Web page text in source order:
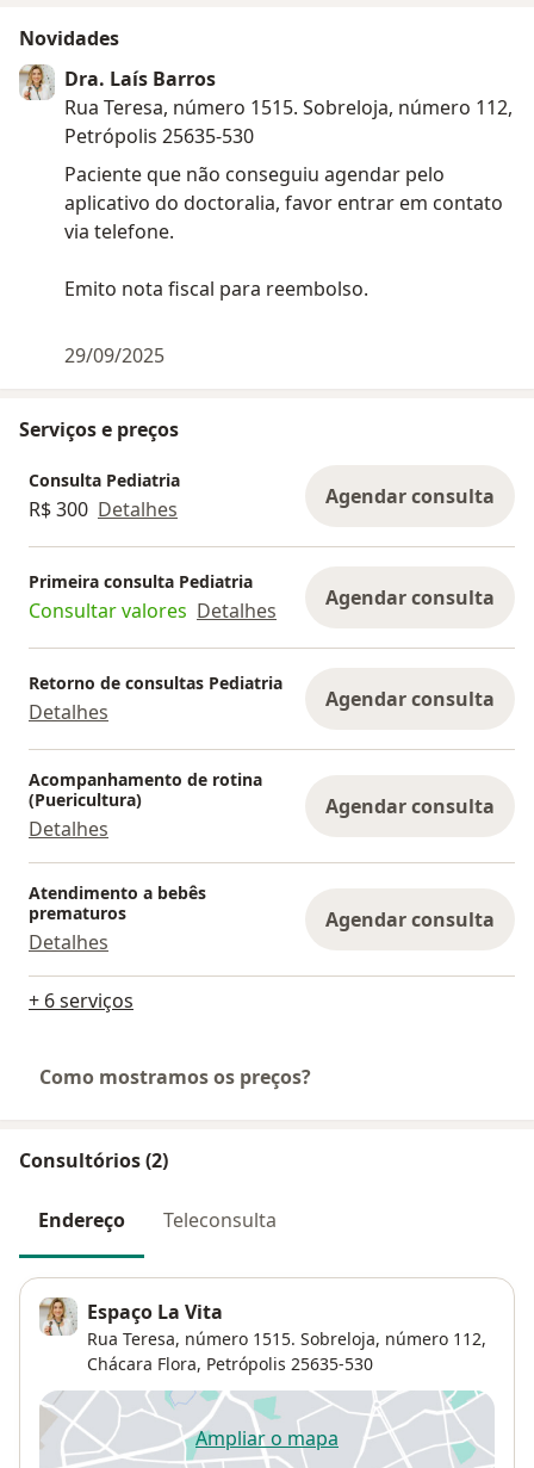
Novidades
Dra. Laís Barros
Rua Teresa, número 1515. Sobreloja, número 112,
Petrópolis 25635-530
Paciente que não conseguiu agendar pelo
aplicativo do doctoralia, favor entrar em contato
via telefone.
Emito nota fiscal para reembolso.
29/09/2025
Serviços e preços
Consulta Pediatria
R$ 300 Detalhes Agendar consulta
Primeira consulta Pediatria
Consultar valores Detalhes Agendar consulta
Retorno de consultas Pediatria
Detalhes Agendar consulta
Acompanhamento de rotina
(Puericultura)
Detalhes
Agendar consulta
Atendimento a bebês
prematuros
Detalhes
Agendar consulta
+ 6 serviços
Como mostramos os preços?
Consultórios (2)
Endereço Teleconsulta
Espaço La Vita
Rua Teresa, número 1515. Sobreloja, número 112,
Chácara Flora, Petrópolis 25635-530
Ampliar o mapaabre num novo separador